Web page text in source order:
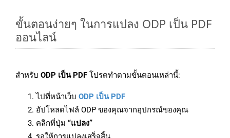
ขั้นตอนง่ายๆ ในการแปลง ODP เป็น PDF
ออนไลน์
สำหรับ ODP เป็น PDF โปรดทำตามขั้นตอนเหล่านี้:
ไปที่หน้าเว็บ ODP เป็น PDF
อัปโหลดไฟล์ ODP ของคุณจากอุปกรณ์ของคุณ
คลิกที่ปุ่ม “แปลง”